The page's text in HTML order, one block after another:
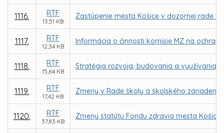
1116. RTF
13,51 KB
Zastúpenie mesta Košice v dozornej rade
1117. RTF
12,34 KB
Informácia o činnosti komisie MZ na
1118. RTF
15,64 KB
Stratégia rozvoja, budovania a využívania
1119. RTF
17,42 KB
Zmeny v Rade školy a školského
1120. RTF
37,83 KB
Zmeny štatútu Fondu zdravia mesta Košice,